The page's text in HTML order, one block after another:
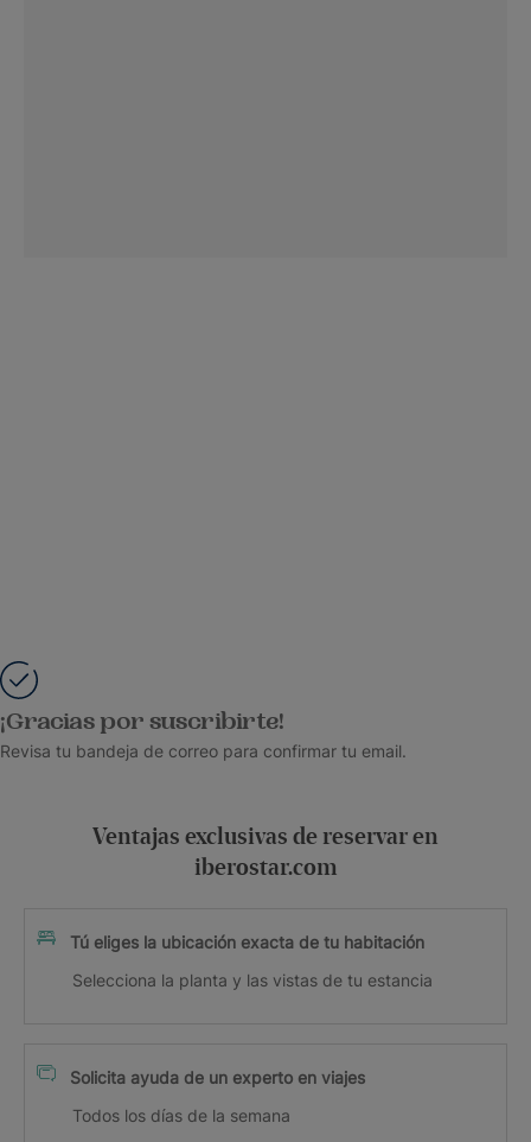
¡Gracias por suscribirte!
Revisa tu bandeja de correo para confirmar tu email.
Ventajas exclusivas de reservar en
iberostar.com
Tú eliges la ubicación exacta de tu habitación
Selecciona la planta y las vistas de tu estancia
Solicita ayuda de un experto en viajes
Todos los días de la semana